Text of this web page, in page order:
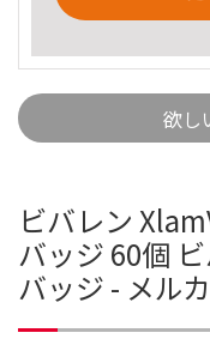
欲し
ビバレン
バッジ 60個
バッジ - メル